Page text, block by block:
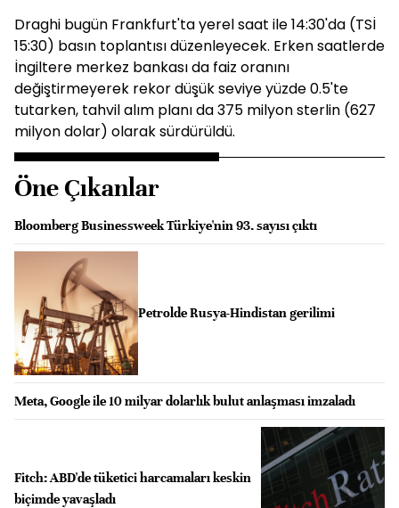
Draghi bugün Frankfurt'ta yerel saat ile 14:30'da (TSİ
15:30) basın toplantısı düzenleyecek. Erken saatlerde
İngiltere merkez bankası da faiz oranını
değiştirmeyerek rekor düşük seviye yüzde 0.5'te
tutarken, tahvil alım planı da 375 milyon sterlin (627
milyon dolar) olarak sürdürüldü.
Öne Çıkanlar
Bloomberg Businessweek Türkiye'nin 93. sayısı çıktı
Petrolde Rusya-Hindistan gerilimi
Meta, Google ile 10 milyar dolarlık bulut anlaşması imzaladı
Fitch: ABD'de tüketici harcamaları keskin
biçimde yavaşladı